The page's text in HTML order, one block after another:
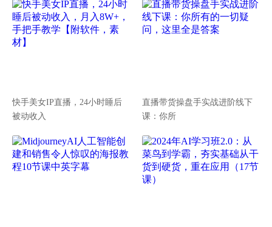
快手美女IP直播，24小时睡后
被动收入
直播带货操盘手实战进阶线下
课：你所